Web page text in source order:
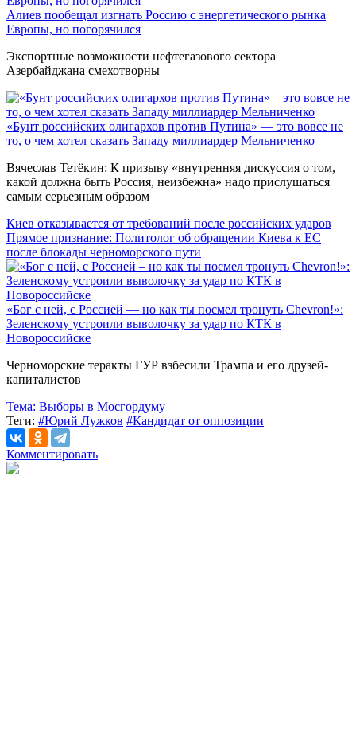
Алиев пообещал изгнать Россию с энергетического рынка
Европы, но погорячился
Экспортные возможности нефтегазового сектора
Азербайджана смехотворны
«Бунт российских олигархов против Путина» — это вовсе не
то, о чем хотел сказать Западу миллиардер Мельниченко
Вячеслав Тетёкин: К призыву «внутренняя дискуссия о том,
какой должна быть Россия, неизбежна» надо прислушаться
самым серьезным образом
Киев отказывается от требований после российских ударов
Прямое признание: Политолог об обращении Киева к ЕС
после блокады черноморского пути
«Бог с ней, с Россией — но как ты посмел тронуть Chevron!»:
Зеленскому устроили выволочку за удар по КТК в
Новороссийске
Черноморские теракты ГУР взбесили Трампа и его друзей-
капиталистов
Тема: Выборы в Мосгордуму
Теги: #Юрий Лужков #Кандидат от оппозиции
Комментировать